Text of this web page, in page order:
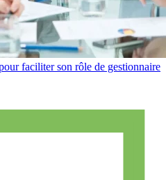
faciliter son rôle de gestionnaire